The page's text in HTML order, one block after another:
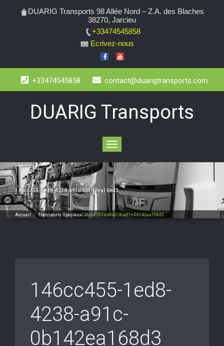
DUARIG Transports 98 Allée Nord – Z.A. des Blaches
38270, Jarcieu
+33474545858
Ecrivez-nous
+33474545858 contact@duarigtransports.com
DUARIG Transports
Toggle
navigation
146cc455-1ed8-4238-a91c-0b142ea168d3
Accueil /Transports Spéciaux146cc455-1ed8-4238-a91c-0b142ea168d3
146cc455-1ed8-
4238-a91c-
0b142ea168d3